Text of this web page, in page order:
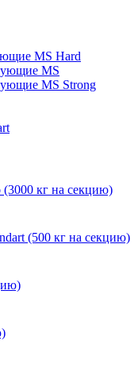
MS Hard
MS
MS Strong
(3000 кг на секцию)
(500 кг на секцию)